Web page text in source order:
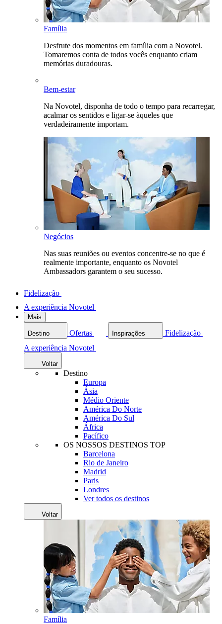
Família
Desfrute dos momentos em família com a Novotel.
Tomaremos conta de todos vocês enquanto criam
memórias duradouras.
Bem-estar
Na Novotel, disponha de todo o tempo para recarregar,
acalmar os sentidos e ligar-se àqueles que
verdadeiramente importam.
Negócios
Nas suas reuniões ou eventos concentre-se no que é
realmente importante, enquanto os Novotel
Ambassadors garantem o seu sucesso.
Fidelização
A experiência Novotel
Mais
Destino Ofertas Inspirações
Fidelização
A experiência Novotel
Voltar
Destino
Europa
Ásia
Médio Oriente
América Do Norte
América Do Sul
África
Pacífico
OS NOSSOS DESTINOS TOP
Barcelona
Rio de Janeiro
Madrid
Paris
Londres
Ver todos os destinos
Voltar
Família